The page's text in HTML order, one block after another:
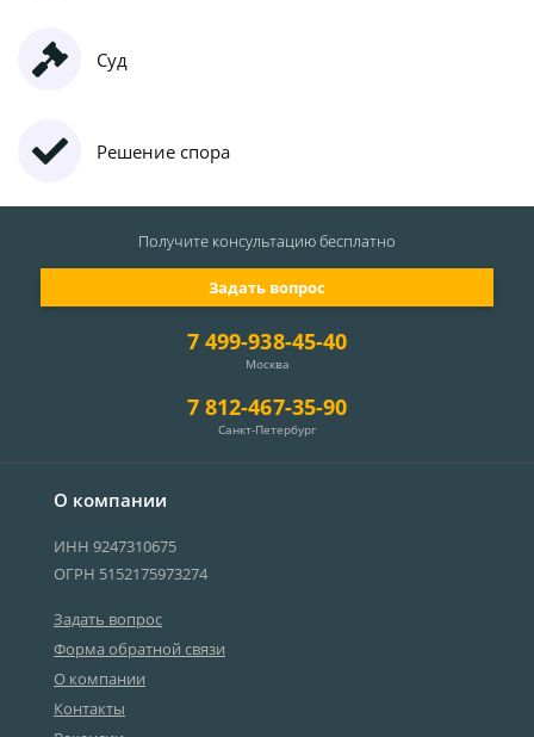
Суд
Решение спора
О компании
ИНН 9247310675
ОГРН 5152175973274
Задать вопрос
Форма обратной связи
О компании
Контакты
7 499-938-45-40
Москва
7 812-467-35-90
Санкт-Петербург
Задать вопрос
Получите консультациюбесплатно